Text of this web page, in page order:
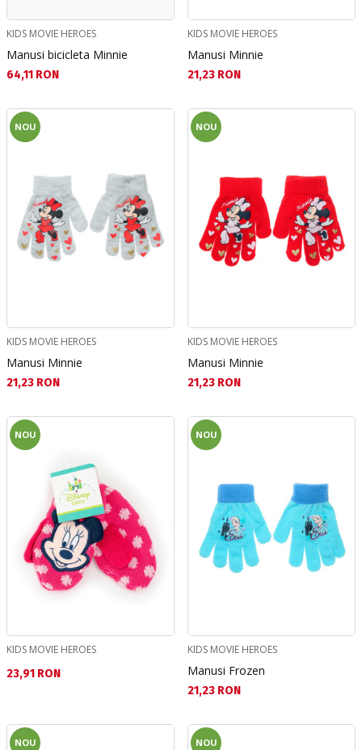
KIDS MOVIE HEROES
Manusi bicicleta Minnie
Текуща цена:
64,11 RON
KIDS MOVIE HEROES
Manusi Minnie
Текуща цена:
21,23 RON
NOU
KIDS MOVIE HEROES
Manusi Minnie
Текуща цена:
21,23 RON
NOU
KIDS MOVIE HEROES
Manusi Minnie
Текуща цена:
21,23 RON
NOU
KIDS MOVIE HEROES
Текуща цена:
23,91 RON
NOU
KIDS MOVIE HEROES
Manusi Frozen
Текуща цена:
21,23 RON
NOU NOU